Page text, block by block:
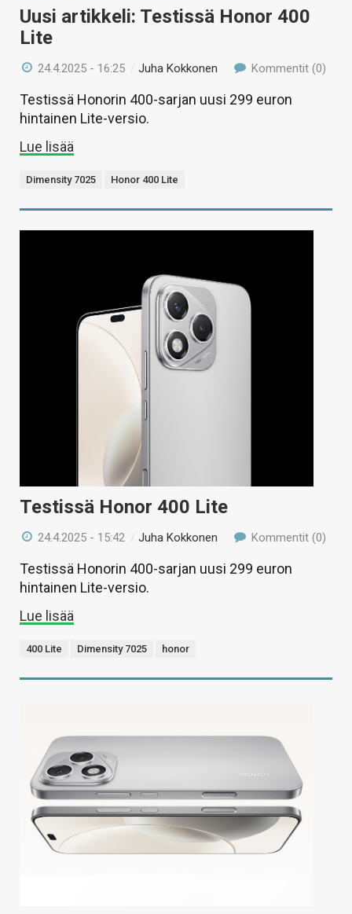
Uusi artikkeli: Testissä Honor 400
Lite
24.4.2025 - 16:25 /Juha Kokkonen Kommentit (0)
Testissä Honorin 400-sarjan uusi 299 euron
hintainen Lite-versio.
Lue lisää
Dimensity 7025 Honor 400 Lite
Testissä Honor 400 Lite
24.4.2025 - 15:42 /Juha Kokkonen Kommentit (0)
Testissä Honorin 400-sarjan uusi 299 euron
hintainen Lite-versio.
Lue lisää
400 Lite Dimensity 7025 honor